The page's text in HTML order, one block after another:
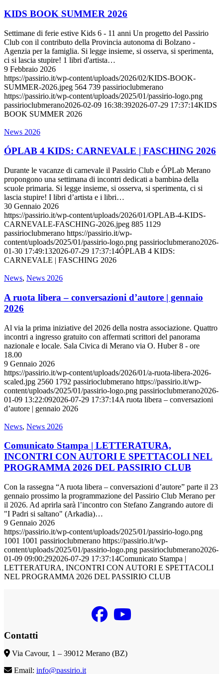
KIDS BOOK SUMMER 2026
Settimane di ferie estive Kids 6 - 11 anni Un progetto del Passirio
Club con il contributo della Provincia autonoma di Bolzano -
Agenzia per la famiglia. Si legge insieme, si osserva, si sperimenta,
ci si lascia stupire! 1 libri d'artista…
9 Febbraio 2026
https://passirio.it/wp-content/uploads/2026/02/KIDS-BOOK-
SUMMER-2026.jpeg 564 739 passirioclubmerano
https://passirio.it/wp-content/uploads/2025/01/passirio-logo.png
passirioclubmerano2026-02-09 16:38:392026-07-29 17:37:14KIDS
BOOK SUMMER 2026
News 2026
ÓPLAB 4 KIDS: CARNEVALE | FASCHING 2026
Durante le vacanze di carnevale il Passirio Club e ÓPLab Merano
propongono una settimana di incontri dedicati a bambinə della
scuole primaria. Si legge insieme, si osserva, si sperimenta, ci si
lascia stupire! I libri d’artista e i libri…
30 Gennaio 2026
https://passirio.it/wp-content/uploads/2026/01/OPLAB-4-KIDS-
CARNEVALE-FASCHING-2026.jpeg 885 1129
passirioclubmerano https://passirio.it/wp-
content/uploads/2025/01/passirio-logo.png passirioclubmerano2026-
01-30 17:49:132026-07-29 17:37:14ÓPLAB 4 KIDS:
CARNEVALE | FASCHING 2026
News, News 2026
A ruota libera – conversazioni d’autore | gennaio
2026
Al via la prima iniziative del 2026 della nostra associazione. Quattro
incontri a ingresso gratuito con affermati scrittori del panorama
nazionale e locale. Sala Civica di Merano via O. Huber 8 - ore
18.00
9 Gennaio 2026
https://passirio.it/wp-content/uploads/2026/01/a-ruota-libera-2026-
scaled.jpg 2560 1792 passirioclubmerano https://passirio.it/wp-
content/uploads/2025/01/passirio-logo.png passirioclubmerano2026-
01-09 13:22:092026-07-29 17:37:14A ruota libera – conversazioni
d’autore | gennaio 2026
News, News 2026
Comunicato Stampa | LETTERATURA,
INCONTRI CON AUTORI E SPETTACOLI NEL
PROGRAMMA 2026 DEL PASSIRIO CLUB
Con la rassegna “A ruota libera – conversazioni d’autore” parte il 23
gennaio prossimo la programmazione del Passirio Club Merano per
il 2026. Ad aprirla sarà l’incontro con Stefano Zangrando autore di
"I Padri si saltano" (Arkadia)…
9 Gennaio 2026
https://passirio.it/wp-content/uploads/2025/01/passirio-logo.png
1001 1001 passirioclubmerano https://passirio.it/wp-
content/uploads/2025/01/passirio-logo.png passirioclubmerano2026-
01-09 09:00:292026-07-29 17:37:14Comunicato Stampa |
LETTERATURA, INCONTRI CON AUTORI E SPETTACOLI
NEL PROGRAMMA 2026 DEL PASSIRIO CLUB
Contatti
Via Cavour, 1 – 39012 Merano (BZ)
Email: info@passirio.it